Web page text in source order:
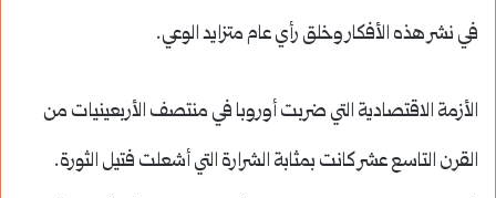
في نشر هذه الأفكار وخلق رأي عام متزايد الوعي.
الأزمة الاقتصادية التي ضربت أوروبا في منتصف الأربعينيات من
القرن التاسع عشر كانت بمثابة الشرارة التي أشعلت فتيل الثورة.